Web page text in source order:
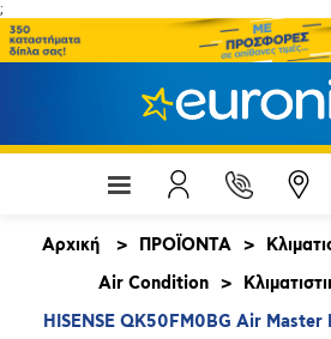
;
Αρχική > ΠΡΟΪΟΝΤΑ >
Air Condition >
HISENSE QK50FM0BG Air Master